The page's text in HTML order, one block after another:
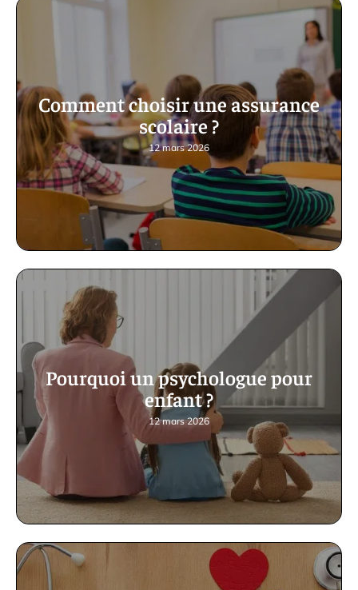
Comment choisir une assurance
scolaire ?
12 mars 2026
Pourquoi un psychologue pour
enfant ?
12 mars 2026